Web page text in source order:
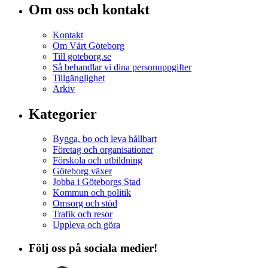
Om oss och kontakt
Kontakt
Om Vårt Göteborg
Till goteborg.se
Så behandlar vi dina personuppgifter
Tillgänglighet
Arkiv
Kategorier
Bygga, bo och leva hållbart
Företag och organisationer
Förskola och utbildning
Göteborg växer
Jobba i Göteborgs Stad
Kommun och politik
Omsorg och stöd
Trafik och resor
Uppleva och göra
Följ oss på sociala medier!